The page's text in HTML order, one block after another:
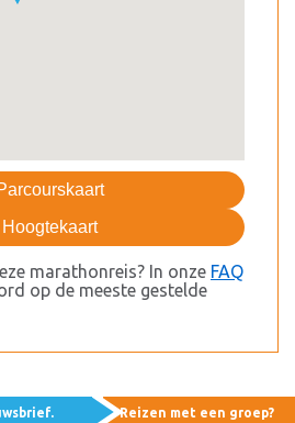
Hoogtekaart
marathonreis? In onze FAQ
op de meeste gestelde
Reizen met een groep?